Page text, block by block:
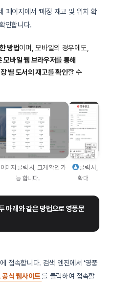
페이지에서 ‘매장 재고 및 위치 확
인합니다.
방법이며, 모바일의 경우에도,
모바일 웹 브라우저를 통해
별 도서의 재고를 확인할 수
이미지 클릭 시, 크게 확인 가
능 합니다.
클릭 시,
확대
아래와 같은 방법으로 영풍문
접속합니다. 검색 엔진에서 ‘영풍
공식 웹사이트를 클릭하여 접속할